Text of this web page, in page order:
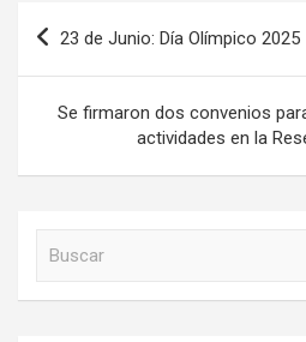
Navegación
entradas
23 de Junio: Día Olímpico 2025
Se firmaron dos convenios
actividades en la